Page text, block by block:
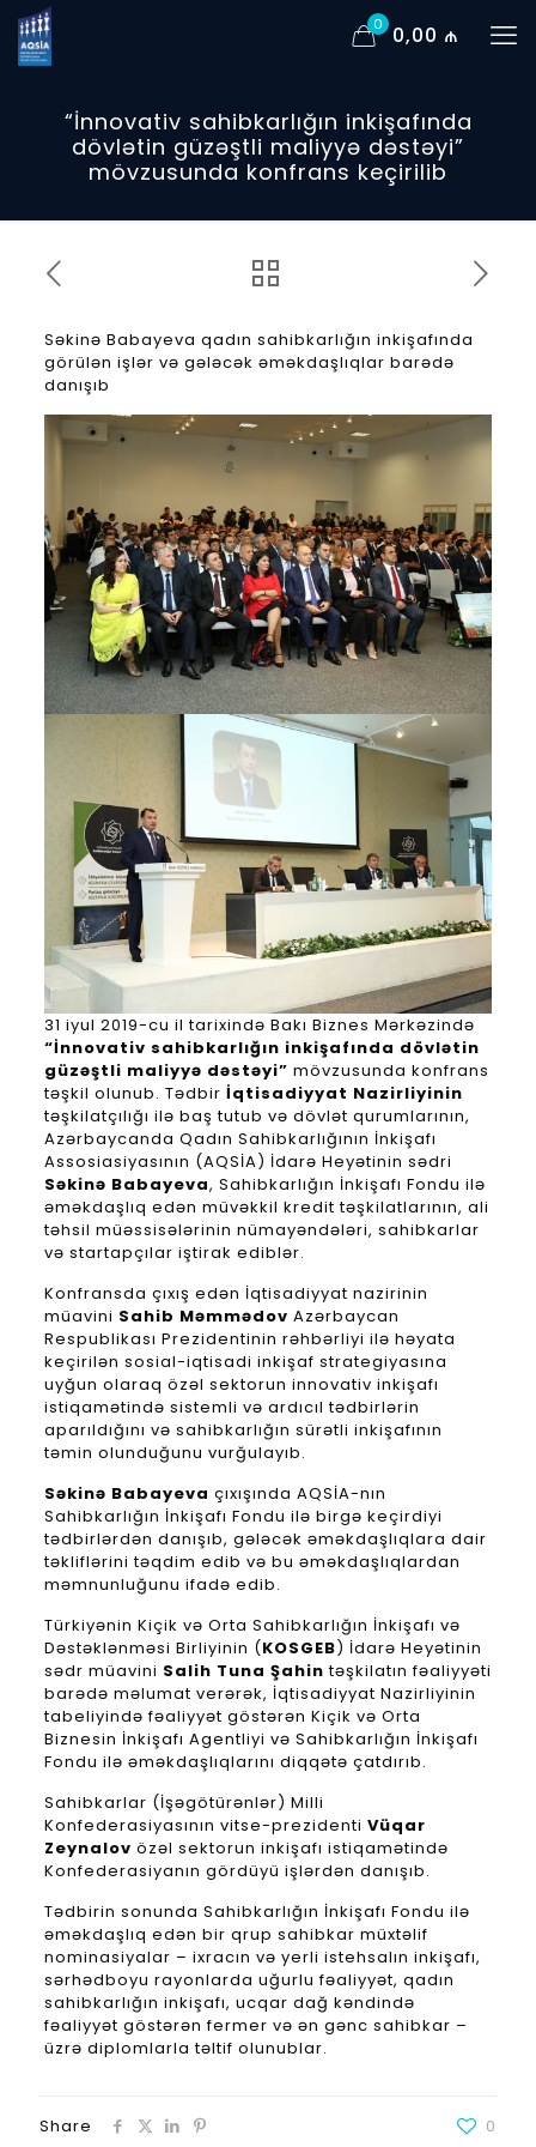
0 0,00 ₼
“İnnovativ sahibkarlığın inkişafında
dövlətin güzəştli maliyyə dəstəyi”
mövzusunda konfrans keçirilib
Səkinə Babayeva qadın sahibkarlığın inkişafında
görülən işlər və gələcək əməkdaşlıqlar barədə
danışıb
31 iyul 2019-cu il tarixində Bakı Biznes Mərkəzində
“İnnovativ sahibkarlığın inkişafında dövlətin
güzəştli maliyyə dəstəyi” mövzusunda konfrans
təşkil olunub. Tədbir İqtisadiyyat Nazirliyinin
təşkilatçılığı ilə baş tutub və dövlət qurumlarının,
Azərbaycanda Qadın Sahibkarlığının İnkişafı
Assosiasiyasının (AQSİA) İdarə Heyətinin sədri
Səkinə Babayeva, Sahibkarlığın İnkişafı Fondu ilə
əməkdaşlıq edən müvəkkil kredit təşkilatlarının, ali
təhsil müəssisələrinin nümayəndələri, sahibkarlar
və startapçılar iştirak ediblər.
Konfransda çıxış edən İqtisadiyyat nazirinin
müavini Sahib Məmmədov Azərbaycan
Respublikası Prezidentinin rəhbərliyi ilə həyata
keçirilən sosial-iqtisadi inkişaf strategiyasına
uyğun olaraq özəl sektorun innovativ inkişafı
istiqamətində sistemli və ardıcıl tədbirlərin
aparıldığını və sahibkarlığın sürətli inkişafının
təmin olunduğunu vurğulayıb.
Səkinə Babayeva çıxışında AQSİA-nın
Sahibkarlığın İnkişafı Fondu ilə birgə keçirdiyi
tədbirlərdən danışıb, gələcək əməkdaşlıqlara dair
təkliflərini təqdim edib və bu əməkdaşlıqlardan
məmnunluğunu ifadə edib.
Türkiyənin Kiçik və Orta Sahibkarlığın İnkişafı və
Dəstəklənməsi Birliyinin (KOSGEB) İdarə Heyətinin
sədr müavini Salih Tuna Şahin təşkilatın fəaliyyəti
barədə məlumat verərək, İqtisadiyyat Nazirliyinin
tabeliyində fəaliyyət göstərən Kiçik və Orta
Biznesin İnkişafı Agentliyi və Sahibkarlığın İnkişafı
Fondu ilə əməkdaşlıqlarını diqqətə çatdırıb.
Sahibkarlar (İşəgötürənlər) Milli
Konfederasiyasının vitse-prezidenti Vüqar
Zeynalov özəl sektorun inkişafı istiqamətində
Konfederasiyanın gördüyü işlərdən danışıb.
Tədbirin sonunda Sahibkarlığın İnkişafı Fondu ilə
əməkdaşlıq edən bir qrup sahibkar müxtəlif
nominasiyalar – ixracın və yerli istehsalın inkişafı,
sərhədboyu rayonlarda uğurlu fəaliyyət, qadın
sahibkarlığın inkişafı, ucqar dağ kəndində
fəaliyyət göstərən fermer və ən gənc sahibkar –
üzrə diplomlarla təltif olunublar.
Share 0